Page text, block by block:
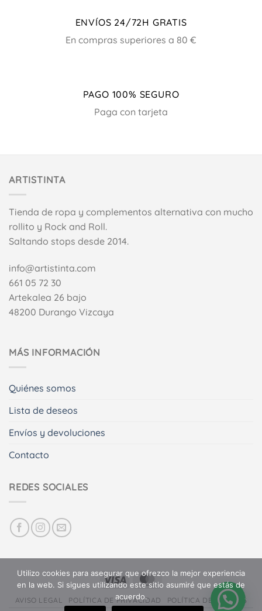
ENVÍOS 24/72H GRATIS
En compras superiores a 80 €
PAGO 100% SEGURO
Paga con tarjeta
ARTISTINTA
Tienda de ropa y complementos alternativa con mucho
rollito y Rock and Roll.
Saltando stops desde 2014.
info@artistinta.com
661 05 72 30
Artekalea 26 bajo
48200 Durango Vizcaya
MÁS INFORMACIÓN
Quiénes somos
Lista de deseos
Envíos y devoluciones
Contacto
REDES SOCIALES
AVISO LEGAL POLÍTICA DE PRIVACIDAD POLÍTICA DE COOKIES
Utilizo cookies para asegurar que ofrezco la mejor experiencia
en la web. Si sigues utilizando este sitio asumiré que estás de
acuerdo.